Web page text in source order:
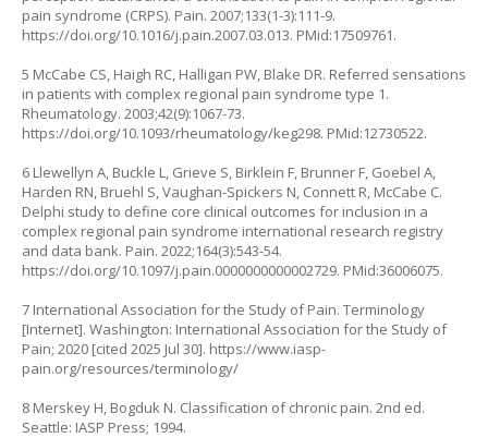
pain syndrome (CRPS). Pain. 2007;133(1-3):111-9.
https://doi.org/10.1016/j.pain.2007.03.013. PMid:17509761.
5 McCabe CS, Haigh RC, Halligan PW, Blake DR. Referred sensations
in patients with complex regional pain syndrome type 1.
Rheumatology. 2003;42(9):1067-73.
https://doi.org/10.1093/rheumatology/keg298. PMid:12730522.
6 Llewellyn A, Buckle L, Grieve S, Birklein F, Brunner F, Goebel A,
Harden RN, Bruehl S, Vaughan-Spickers N, Connett R, McCabe C.
Delphi study to define core clinical outcomes for inclusion in a
complex regional pain syndrome international research registry
and data bank. Pain. 2022;164(3):543-54.
https://doi.org/10.1097/j.pain.0000000000002729. PMid:36006075.
7 International Association for the Study of Pain. Terminology
[Internet]. Washington: International Association for the Study of
Pain; 2020 [cited 2025 Jul 30]. https://www.iasp-
pain.org/resources/terminology/
8 Merskey H, Bogduk N. Classification of chronic pain. 2nd ed.
Seattle: IASP Press; 1994.